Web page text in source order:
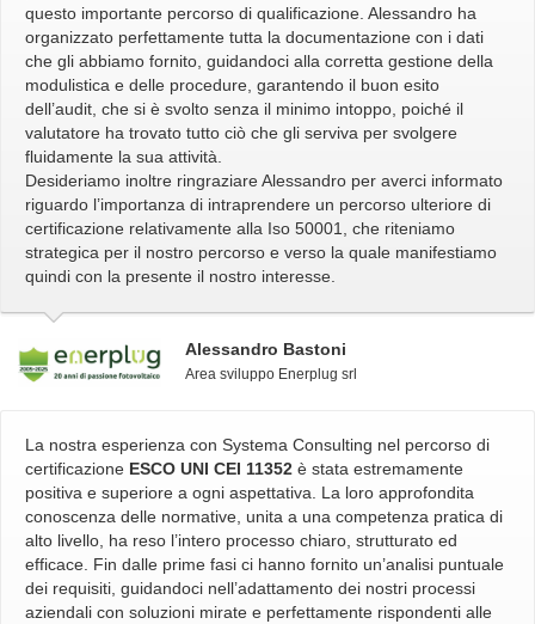
questo importante percorso di qualificazione. Alessandro ha
organizzato perfettamente tutta la documentazione con i dati
che gli abbiamo fornito, guidandoci alla corretta gestione della
modulistica e delle procedure, garantendo il buon esito
dell’audit, che si è svolto senza il minimo intoppo, poiché il
valutatore ha trovato tutto ciò che gli serviva per svolgere
fluidamente la sua attività.
Desideriamo inoltre ringraziare Alessandro per averci informato
riguardo l’importanza di intraprendere un percorso ulteriore di
certificazione relativamente alla Iso 50001, che riteniamo
strategica per il nostro percorso e verso la quale manifestiamo
quindi con la presente il nostro interesse.
Alessandro Bastoni
Area sviluppo Enerplug srl
La nostra esperienza con Systema Consulting nel percorso di
certificazione ESCO UNI CEI 11352 è stata estremamente
positiva e superiore a ogni aspettativa. La loro approfondita
conoscenza delle normative, unita a una competenza pratica di
alto livello, ha reso l’intero processo chiaro, strutturato ed
efficace. Fin dalle prime fasi ci hanno fornito un’analisi puntuale
dei requisiti, guidandoci nell’adattamento dei nostri processi
aziendali con soluzioni mirate e perfettamente rispondenti alle